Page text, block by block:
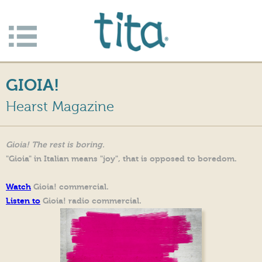
menu
GIOIA!
Hearst Magazine
Gioia! The rest is boring.
"Gioia" in Italian means "joy", that is opposed to boredom.
Watch Gioia! commercial.
Listen to Gioia! radio commercial.